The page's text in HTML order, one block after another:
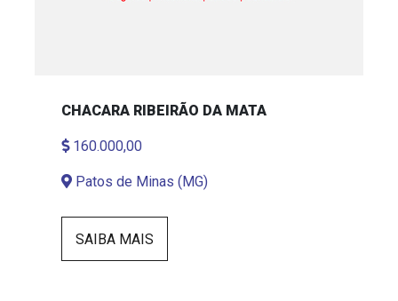
CHACARA RIBEIRÃO DA MATA
160.000,00
Patos de Minas (MG)
SAIBA MAIS